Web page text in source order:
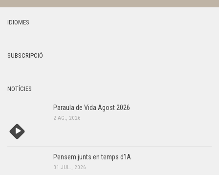
IDIOMES
SUBSCRIPCIÓ
NOTÍCIES
Paraula de Vida Agost 2026
2 AG., 2026
Pensem junts en temps d’IA
31 JUL., 2026